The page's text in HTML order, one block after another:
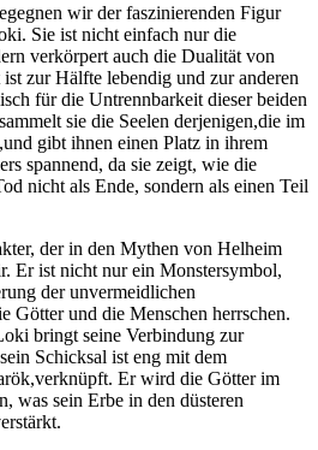
wir ​der faszinierenden Figur​
Sie ist ‍nicht einfach ‌nur die
verkörpert auch die Dualität von
zur Hälfte lebendig und zur anderen
für die Untrennbarkeit dieser beiden
sie die Seelen ‍derjenigen,die im
gibt ihnen einen Platz in ihrem
spannend,​ da sie zeigt, wie die
nicht als Ende, sondern als einen Teil
⁢der in den Mythen von Helheim
Er ⁤ist nicht nur ein Monstersymbol,
der unvermeidlichen
Götter und die Menschen⁤ herrschen.
bringt seine Verbindung ‌zur
Schicksal ist eng mit dem
Er wird die Götter im
was sein Erbe in den düsteren